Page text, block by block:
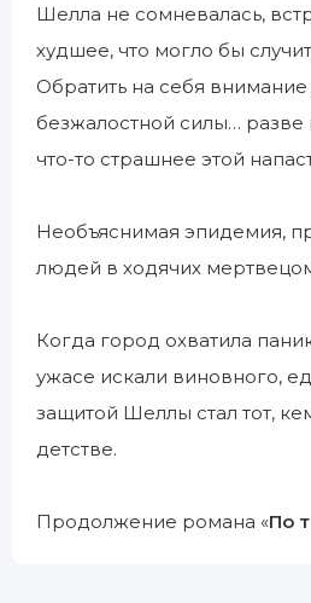
Шелла не сомневалась,
худшее, что могло бы
Обратить на себя
безжалостной силы…
что-то страшнее этой
Необъяснимая эпидемия,
людей в ходячих
Когда город охватила
ужасе искали виновного,
защитой Шеллы стал тот,
детстве.
Продолжение романа «По